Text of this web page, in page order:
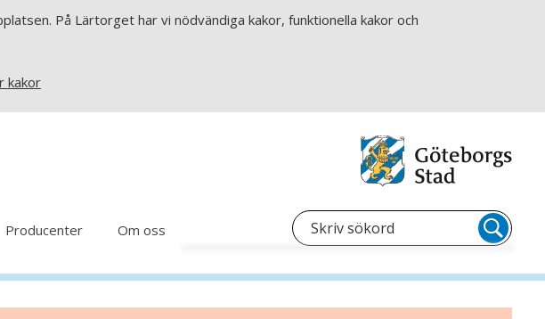
På Lärtorget har vi nödvändiga kakor, funktionella kakor och
kakor
Producenter Om oss